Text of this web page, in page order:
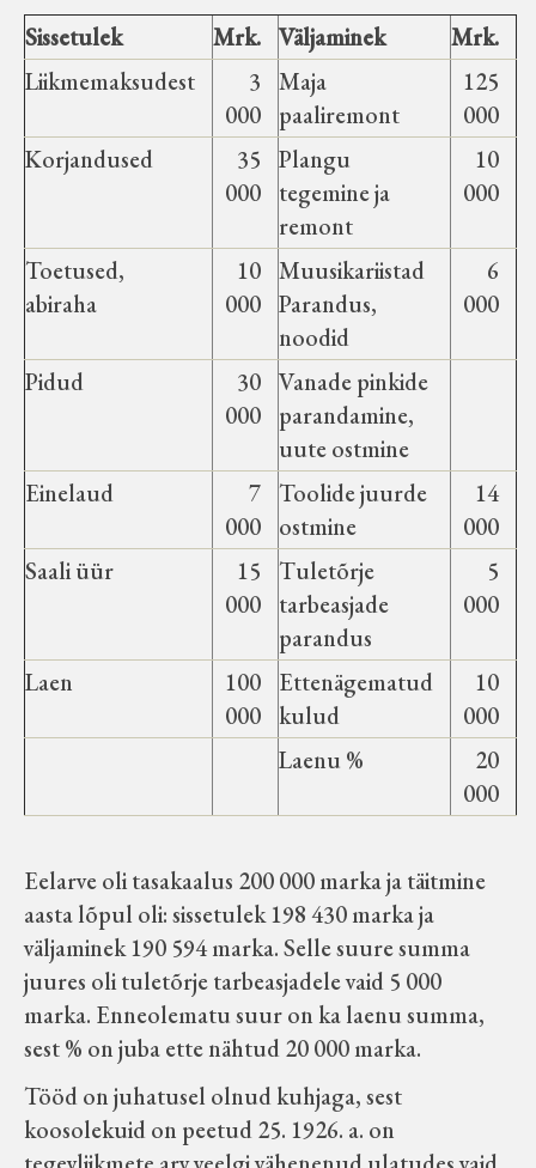
Sissetulek
Mrk. Väljaminek
Mrk.
Liikmemaksudest
3
000
Maja
paaliremont
125
000
Korjandused
35
000
Plangu
tegemine ja
remont
10
000
Toetused,
abiraha
10
000
Muusikariistad
Parandus,
noodid
6
000
Pidud
30
000
Vanade pinkide
parandamine,
uute ostmine
Einelaud
7
000
Toolide juurde
ostmine
14
000
Saali üür
15
000
Tuletõrje
tarbeasjade
parandus
5
000
Laen
100
000
Ettenägematud
kulud
10
000
Laenu %
20
000
Eelarve oli tasakaalus 200 000 marka ja täitmine
aasta lõpul oli: sissetulek 198 430 marka ja
väljaminek 190 594 marka. Selle suure summa
juures oli tuletõrje tarbeasjadele vaid 5 000
marka. Enneolematu suur on ka laenu summa,
sest % on juba ette nähtud 20 000 marka.
Tööd on juhatusel olnud kuhjaga, sest
koosolekuid on peetud 25. 1926. a. on